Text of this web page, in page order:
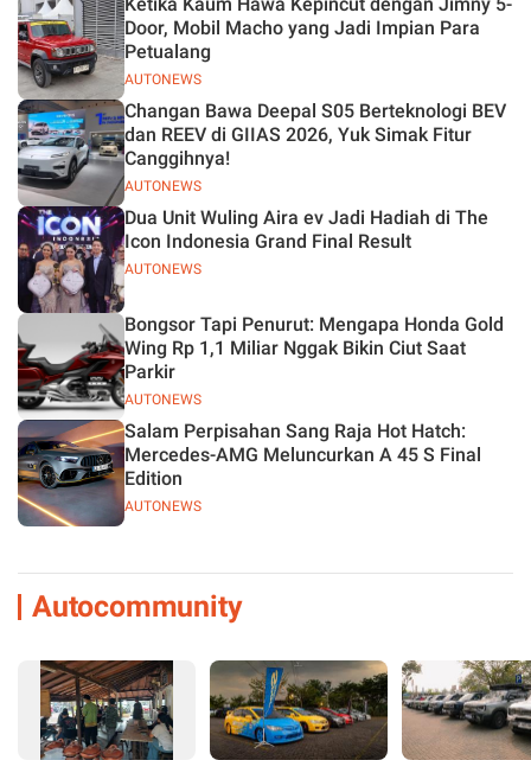
Jelas
AUTONEWS
Door, Mobil Macho yang Jadi Impian Para
Petualang
AUTONEWS
Changan Bawa Deepal S05 Berteknologi BEV
dan REEV di GIIAS 2026, Yuk Simak Fitur
Canggihnya!
AUTONEWS
Dua Unit Wuling Aira ev Jadi Hadiah di The
Icon Indonesia Grand Final Result
AUTONEWS
Bongsor Tapi Penurut: Mengapa Honda Gold
Wing Rp 1,1 Miliar Nggak Bikin Ciut Saat
Parkir
AUTONEWS
Salam Perpisahan Sang Raja Hot Hatch:
Mercedes-AMG Meluncurkan A 45 S Final
Edition
Autocommunity